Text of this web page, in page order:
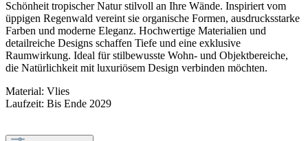
Schönheit tropischer Natur stilvoll an Ihre Wände. Inspiriert vom
üppigen Regenwald vereint sie organische Formen, ausdrucksstarke
Farben und moderne Eleganz. Hochwertige Materialien und
detailreiche Designs schaffen Tiefe und eine exklusive
Raumwirkung. Ideal für stilbewusste Wohn- und Objektbereiche,
die Natürlichkeit mit luxuriösem Design verbinden möchten.
Material: Vlies
Laufzeit: Bis Ende 2029